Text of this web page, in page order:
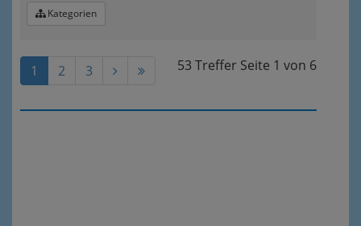
Kategorien
53 Treffer Seite 1 von 6
1 2 3